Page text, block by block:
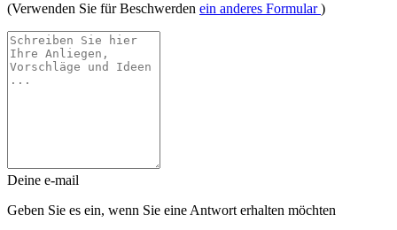
(Verwenden Sie für Beschwerden ein anderes Formular)
Deine e-mail
Geben Sie es ein, wenn Sie eine Antwort erhalten möchten